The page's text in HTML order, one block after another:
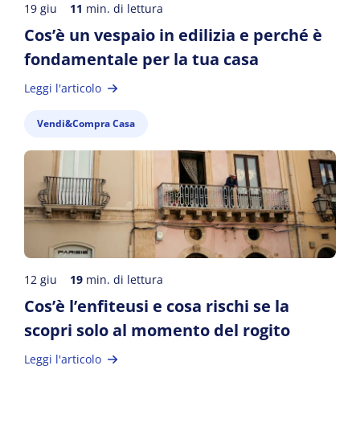
19 giu 11 min. di lettura
Cos’è un vespaio in edilizia e perché è
fondamentale per la tua casa
Leggi l'articolo
Vendi&Compra Casa
12 giu 19 min. di lettura
Cos’è l’enfiteusi e cosa rischi se la
scopri solo al momento del rogito
Leggi l'articolo